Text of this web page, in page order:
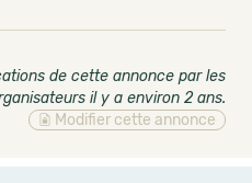
de cette annonce par les
il y a environ 2 ans.
Modifier cette annonce